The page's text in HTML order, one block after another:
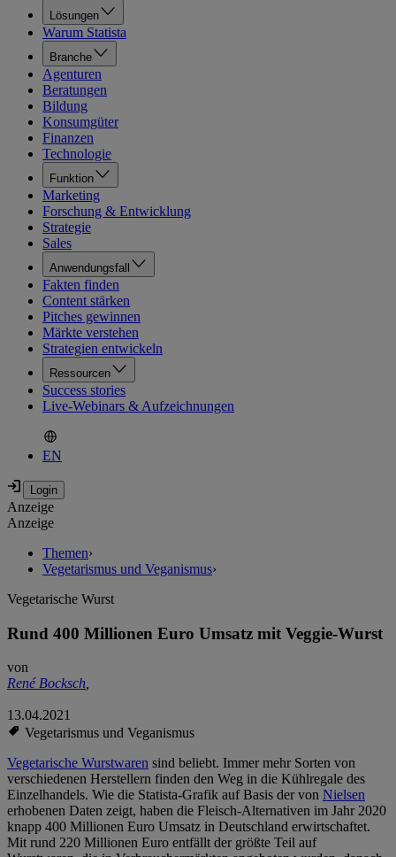
Lösungen
Warum Statista
Branche
Agenturen
Beratungen
Bildung
Konsumgüter
Finanzen
Technologie
Funktion
Marketing
Forschung & Entwicklung
Strategie
Sales
Anwendungsfall
Fakten finden
Content stärken
Pitches gewinnen
Märkte verstehen
Strategien entwickeln
Ressourcen
Success stories
Live-Webinars & Aufzeichnungen
EN
Anzeige
Anzeige
Themen›
Vegetarismus und Veganismus›
Vegetarische Wurst
Rund 400 Millionen Euro Umsatz mit Veggie-Wurst
von
René Bocksch,
13.04.2021
Vegetarismus und Veganismus
Vegetarische Wurstwaren sind beliebt. Immer mehr Sorten von
verschiedenen Herstellern finden den Weg in die Kühlregale des
Einzelhandels. Wie die Statista-Grafik auf Basis der von Nielsen
erhobenen Daten zeigt, haben die Fleisch-Alternativen im Jahr 2020
knapp 400 Millionen Euro Umsatz in Deutschland erwirtschaftet.
Mit rund 220 Millionen Euro entfällt der größte Teil auf